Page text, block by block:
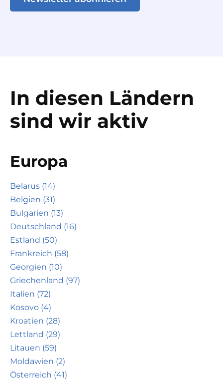
In diesen Ländern
sind wir aktiv
Europa
Belarus (14)
Belgien (31)
Bulgarien (13)
Deutschland (16)
Estland (50)
Frankreich (58)
Georgien (10)
Griechenland (97)
Italien (72)
Kosovo (4)
Kroatien (28)
Lettland (29)
Litauen (59)
Moldawien (2)
Österreich (41)